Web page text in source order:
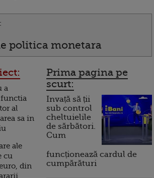
politica monetara
a
al
sa in
ale
cu
din
Prima pagina pe
scurt:
Invață să ții
sub control
cheltuielile
de sărbători.
Cum
funcționează cardul de
cumpărături